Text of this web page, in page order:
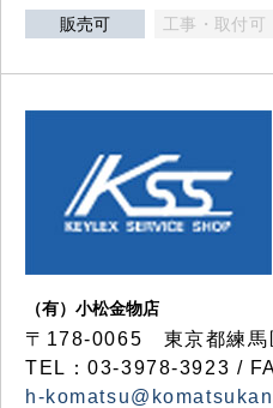
販売可 工事・取付可
（有）小松金物店
〒178-0065 東京都練馬
TEL：03-3978-3923 /
h-